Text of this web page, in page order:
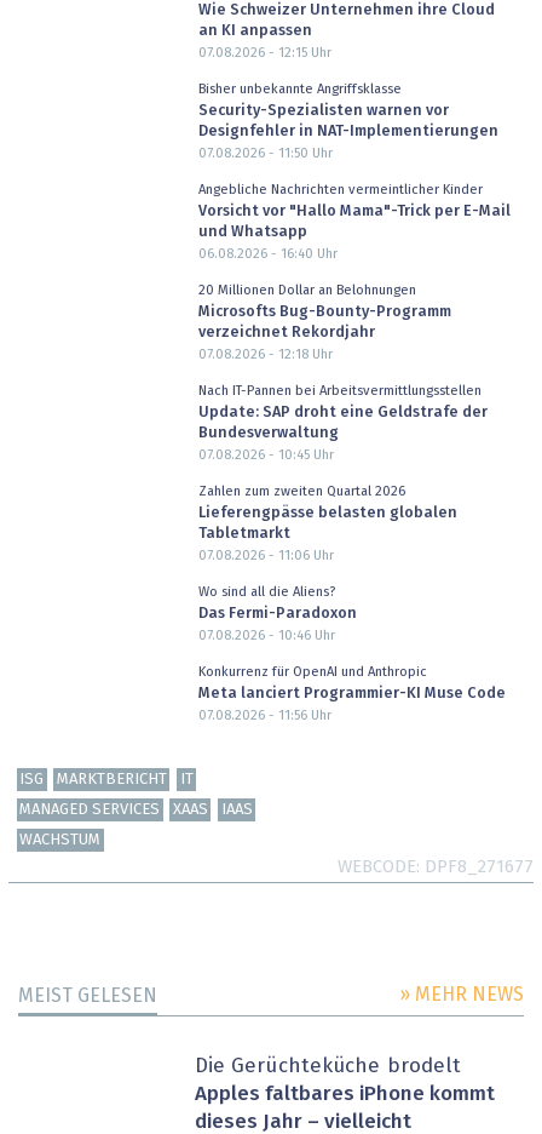
Wie Schweizer Unternehmen ihre Cloud
an KI anpassen
07.08.2026 - 12:15Uhr
Bisher unbekannte Angriffsklasse
Security-Spezialisten warnen vor
Designfehler in NAT-Implementierungen
07.08.2026 - 11:50 Uhr
Angebliche Nachrichten vermeintlicher Kinder
Vorsicht vor "Hallo Mama"-Trick per E-Mail
und Whatsapp
06.08.2026 - 16:40 Uhr
20 Millionen Dollar an Belohnungen
Microsofts Bug-Bounty-Programm
verzeichnet Rekordjahr
07.08.2026 - 12:18Uhr
Nach IT-Pannen bei Arbeitsvermittlungsstellen
Update: SAP droht eine Geldstrafe der
Bundesverwaltung
07.08.2026 - 10:45Uhr
Zahlen zum zweiten Quartal 2026
Lieferengpässe belasten globalen
Tabletmarkt
07.08.2026 - 11:06Uhr
Wo sind all die Aliens?
Das Fermi-Paradoxon
07.08.2026 - 10:46Uhr
Konkurrenz für OpenAI und Anthropic
Meta lanciert Programmier-KI Muse Code
07.08.2026 - 11:56Uhr
ISG MARKTBERICHT
MANAGED SERVICES
XAAS
IAAS
WACHSTUM
WEBCODE DPF8_271677
MEIST GELESEN » MEHR NEWS
Die Gerüchteküche brodelt
Apples faltbares iPhone kommt
dieses Jahr – vielleicht